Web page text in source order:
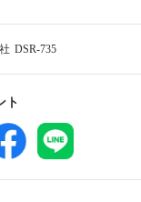
DSR-735
ト